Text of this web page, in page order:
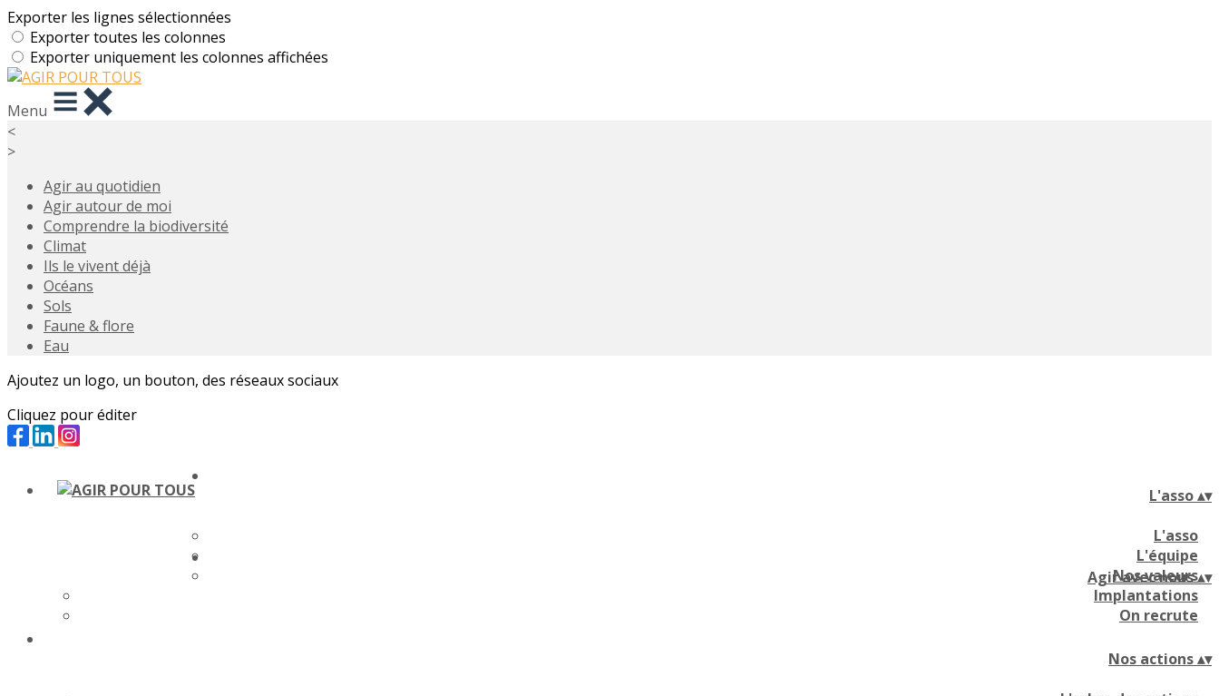
Exporter les lignes sélectionnées
Exporter toutes les colonnes
Exporter uniquement les colonnes affichées
Menu
<
>
Agir au quotidien
Agir autour de moi
Comprendre la biodiversité
Climat
Ils le vivent déjà
Océans
Sols
Faune & flore
Eau
Ajoutez un logo, un bouton, des réseaux sociaux
Cliquez pour éditer
L'asso▴▾
L'asso
L'équipe
Nos valeurs
Implantations
On recrute
Agir avec nous▴▾
Nos actions▴▾